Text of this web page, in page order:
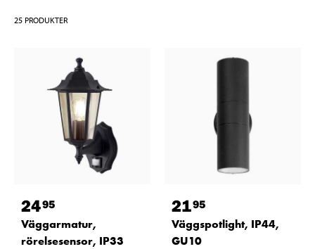
25 PRODUKTER
2495
Väggarmatur,
rörelsesensor, IP33
2195
Väggspotlight, IP44,
GU10